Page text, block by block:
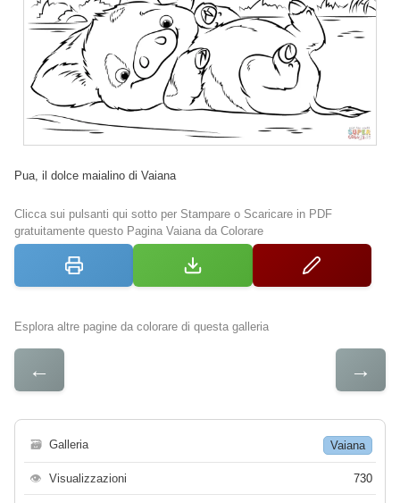
Pua, il dolce maialino di Vaiana
Clicca sui pulsanti qui sotto per Stampare o Scaricare in PDF
gratuitamente questo Pagina Vaiana da Colorare
Esplora altre pagine da colorare di questa galleria
← →
🗃 Galleria Vaiana
👁 Visualizzazioni 730